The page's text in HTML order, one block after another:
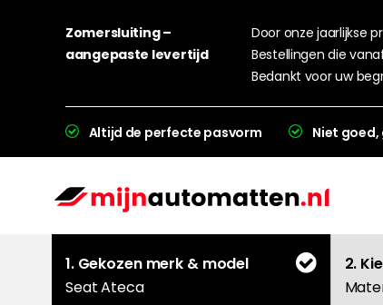
Zomersluiting –
aangepaste levertijd
Door onze jaarlijkse
Bestellingen die
Bedankt voor uw
Altijd de perfecte pasvorm Niet
1. Gekozen merk & model
Seat Ateca
2.